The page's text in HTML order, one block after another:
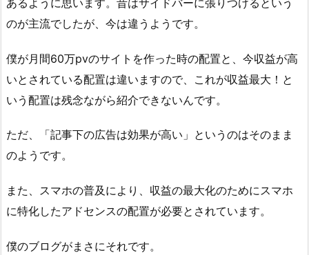
のが主流でしたが、今は違うようです。
僕が月間60万pvのサイトを作った時の配置と、今収益が高
いとされている配置は違いますので、これが収益最大！と
いう配置は残念ながら紹介できないんです。
ただ、「記事下の広告は効果が高い」というのはそのまま
のようです。
また、スマホの普及により、収益の最大化のためにスマホ
に特化したアドセンスの配置が必要とされています。
僕のブログがまさにそれです。